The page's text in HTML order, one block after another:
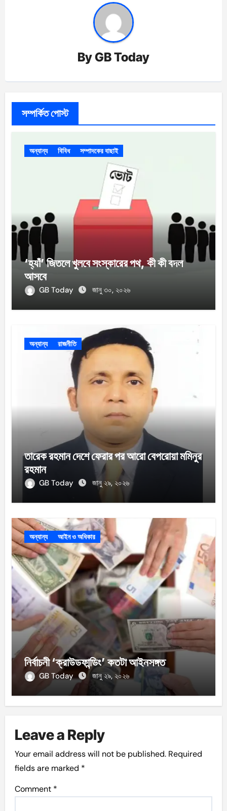
ByGB Today
সম্পর্কিত পোস্ট
অন্যান্য বিবিধ সম্পাদকের বাছাই
‘হ্যাঁ’ জিতলে খুলবে সংস্কারের পথ, কী কী বদল
আসবে
GB Today জানু ৩০, ২০২৬
অন্যান্য রাজনীতি
তারেক রহমান দেশে ফেরার পর আরো বেপরোয়া মমিনুর
রহমান
GB Today জানু ২৯, ২০২৬
অন্যান্য আইন ও অধিকার
নির্বাচনী ‘ক্রাউডফান্ডিং’ কতটা আইনসঙ্গত
GB Today জানু ২৯, ২০২৬
Leave a Reply
Your email address will not be published. Required
fields are marked *
Comment *